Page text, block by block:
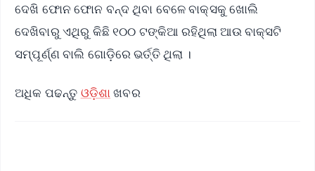
ଦେଖି ଫୋନ ଫୋନ ବନ୍ଦ ଥିବା ବେଳେ ବାକ୍ସକୁ ଖୋଲି
ଦେଖିବାରୁ ଏଥିରୁ କିଛି ୧୦୦ ଟଙ୍କିଆ ରହିଥିଲା ଆଉ ବାକ୍ସଟି
ସମ୍ପୂର୍ଣ୍ଣ ବାଲି ଗୋଡ଼ିରେ ଭର୍ତ୍ତି ଥିଲା ।
ଅଧିକ ପଢନ୍ତୁ ଓଡ଼ିଶା ଖବର